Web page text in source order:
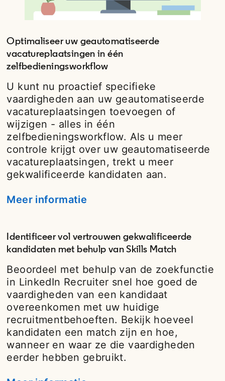
Optimaliseer uw geautomatiseerde
vacatureplaatsingen in één
zelfbedieningsworkflow
U kunt nu proactief specifieke
vaardigheden aan uw geautomatiseerde
vacatureplaatsingen toevoegen of
wijzigen - alles in één
zelfbedieningsworkflow. Als u meer
controle krijgt over uw geautomatiseerde
vacatureplaatsingen, trekt u meer
gekwalificeerde kandidaten aan.
Meer informatie
Identificeer vol vertrouwen gekwalificeerde
kandidaten met behulp van Skills Match
Beoordeel met behulp van de zoekfunctie
in LinkedIn Recruiter snel hoe goed de
vaardigheden van een kandidaat
overeenkomen met uw huidige
recruitmentbehoeften. Bekijk hoeveel
kandidaten een match zijn en hoe,
wanneer en waar ze die vaardigheden
eerder hebben gebruikt.